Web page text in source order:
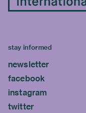
stay informed
newsletter
facebook
instagram
twitter